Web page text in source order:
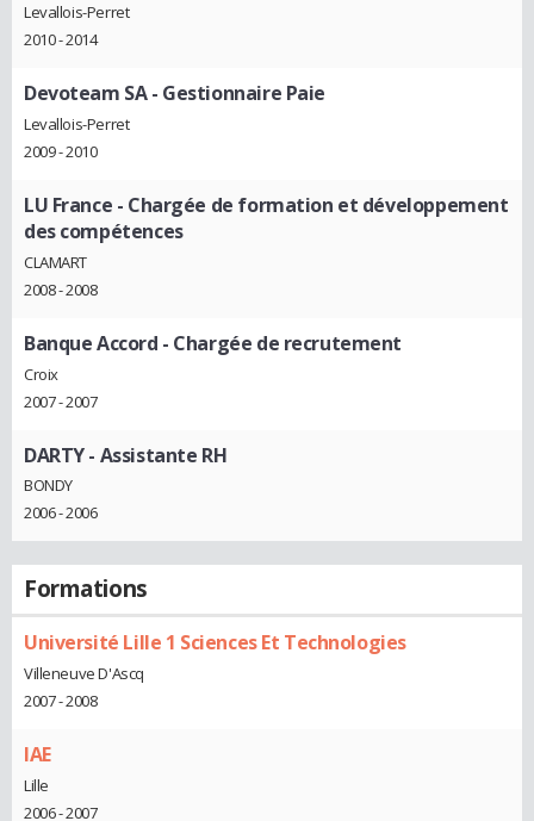
Levallois-Perret
2010 - 2014
Devoteam SA- Gestionnaire Paie
Levallois-Perret
2009 - 2010
LU France - Chargée de formation et développement
des compétences
CLAMART
2008 - 2008
Banque Accord - Chargée de recrutement
Croix
2007 - 2007
DARTY- Assistante RH
BONDY
2006 - 2006
Formations
Université Lille 1 Sciences Et Technologies
Villeneuve D'Ascq
2007 - 2008
IAE
Lille
2006 - 2007